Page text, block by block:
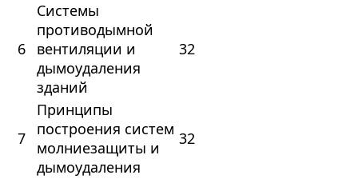
6
Системы
противодымной
вентиляции и
дымоудаления
зданий
32
7
Принципы
построения систем
молниезащиты и
дымоудаления
32